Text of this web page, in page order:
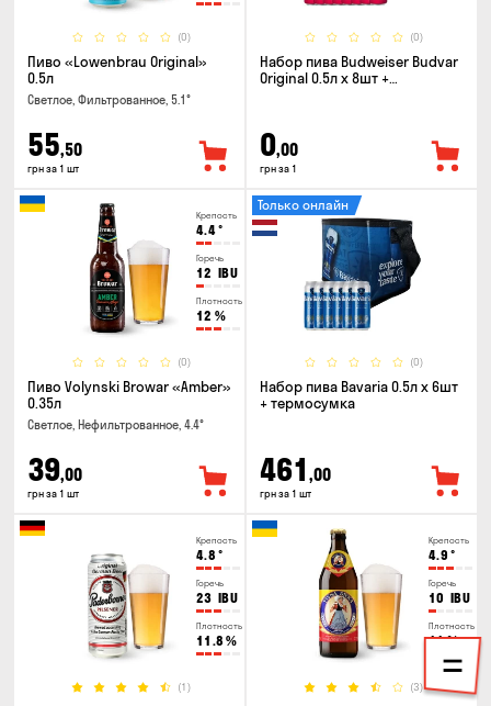
(0)
Пиво «Lowenbrau Original»
0.5л
Светлое, Фильтрованное, 5.1°
55,50
грн за 1 шт
(0)
Набор пива Budweiser Budvar
Original 0.5л x 8шт +
0,00
грн за 1
Крепость
4.4°
Горечь
12 IBU
Плотность
12 %
(0)
Пиво Volynski Browar «Amber»
0.35л
Светлое, Нефильтрованное, 4.4°
39,00
грн за 1 шт
(0)
Только онлайн
Набор пива Bavaria 0.5л х 6шт
+ термосумка
461 ,00
грн за 1 шт
Крепость
4.8 °
Горечь
23 IBU
Плотность
11.8 %
(1)
Крепость
4.9 °
Горечь
10 IBU
Плотность
11%
(3)